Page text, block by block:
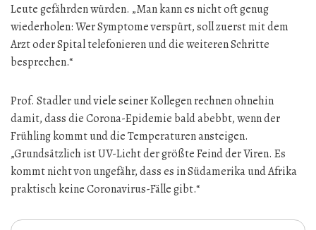
Leute gefährden würden. „Man kann es nicht oft genug
wiederholen: Wer Symptome verspürt, soll zuerst mit dem
Arzt oder Spital telefonieren und die weiteren Schritte
besprechen.“
Prof. Stadler und viele seiner Kollegen rechnen ohnehin
damit, dass die Corona-Epidemie bald abebbt, wenn der
Frühling kommt und die Temperaturen ansteigen.
„Grundsätzlich ist UV-Licht der größte Feind der Viren. Es
kommt nicht von ungefähr, dass es in Südamerika und Afrika
praktisch keine Coronavirus-Fälle gibt.“